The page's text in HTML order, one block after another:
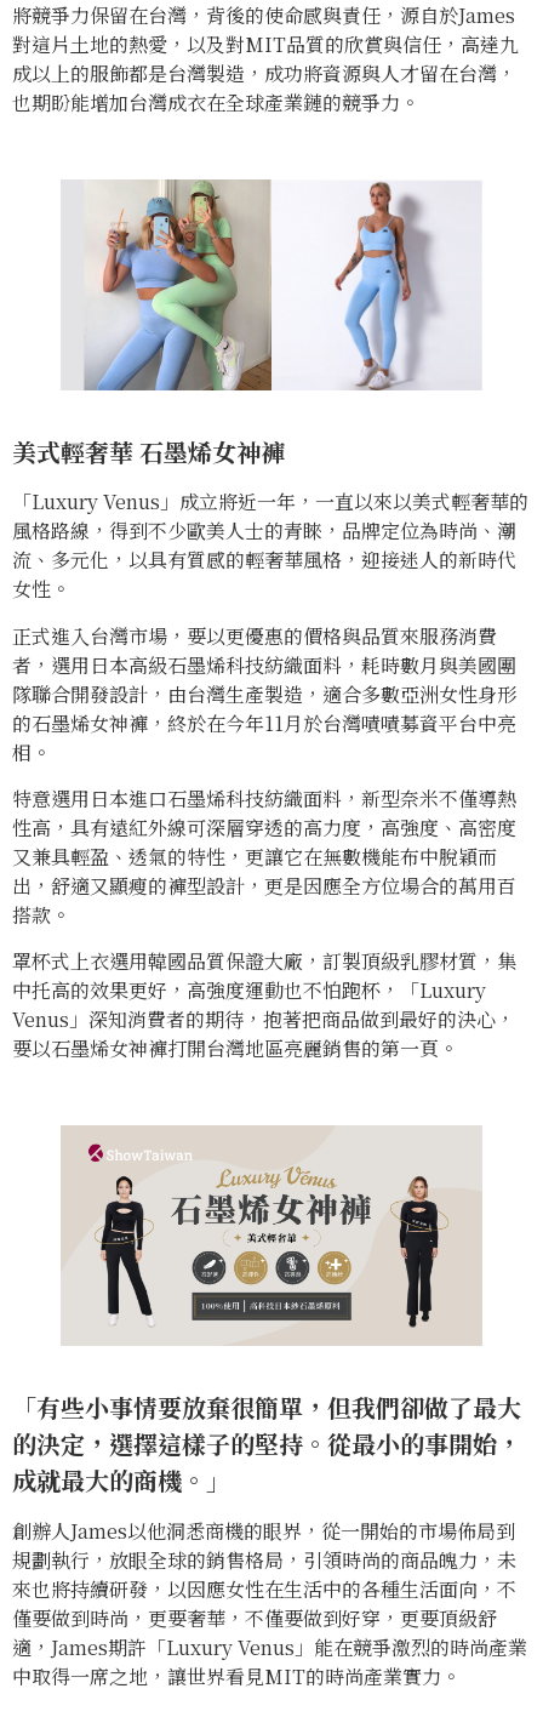
將競爭力保留在台灣，背後的使命感與責任，源自於James
對這片土地的熱愛，以及對MIT品質的欣賞與信任，高達九
成以上的服飾都是台灣製造，成功將資源與人才留在台灣，
也期盼能增加台灣成衣在全球產業鏈的競爭力。
美式輕奢華石墨烯女神褲
「Luxury Venus」成立將近一年，一直以來以美式輕奢華的
風格路線，得到不少歐美人士的青睞，品牌定位為時尚、潮
流、多元化，以具有質感的輕奢華風格，迎接迷人的新時代
女性。
正式進入台灣市場，要以更優惠的價格與品質來服務消費
者，選用日本高級石墨烯科技紡織面料，耗時數月與美國團
隊聯合開發設計，由台灣生產製造，適合多數亞洲女性身形
的石墨烯女神褲，終於在今年11月於台灣嘖嘖募資平台中亮
相。
特意選用日本進口石墨烯科技紡織面料，新型奈米不僅導熱
性高，具有遠紅外線可深層穿透的高力度，高強度、高密度
又兼具輕盈、透氣的特性，更讓它在無數機能布中脫穎而
出，舒適又顯瘦的褲型設計，更是因應全方位場合的萬用百
搭款。
罩杯式上衣選用韓國品質保證大廠，訂製頂級乳膠材質，集
中托高的效果更好，高強度運動也不怕跑杯，「Luxury
Venus」深知消費者的期待，抱著把商品做到最好的決心，
要以石墨烯女神褲打開台灣地區亮麗銷售的第一頁。
「有些小事情要放棄很簡單，但我們卻做了最大
的決定，選擇這樣子的堅持。從最小的事開始，
成就最大的商機。」
創辦人James以他洞悉商機的眼界，從一開始的市場佈局到
規劃執行，放眼全球的銷售格局，引領時尚的商品魄力，未
來也將持續研發，以因應女性在生活中的各種生活面向，不
僅要做到時尚，更要奢華，不僅要做到好穿，更要頂級舒
適，James期許「Luxury Venus」能在競爭激烈的時尚產業
中取得一席之地，讓世界看見MIT的時尚產業實力。